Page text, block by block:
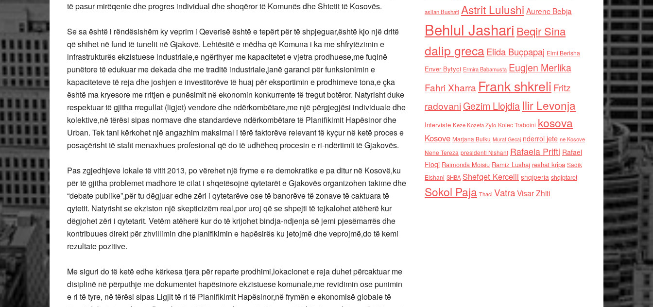
të pasur mirëqenie dhe progres individual dhe shoqëror të Komunës dhe Shtetit të Kosovës.
Se sa është i rëndësishëm ky veprim i Qeverisë është e tepërt për të shpjeguar,është kjo një dritë
që shihet në fund të tunelit në Gjakovë. Lehtësitë e mëdha që Komuna i ka me shfrytëzimin e
infrastrukturës ekzistuese industriale,e ngërthyer me kapacitetet e vjetra prodhuese,me fuqinë
punëtore të edukuar me dekada dhe me traditë industriale,janë garanci për funksionimin e
kapaciteteve të reja dhe joshjen e investitorëve të huaj për eksportimin e prodhimeve tona,e çka
është ma kryesore me rritjen e punësimit në ekonomin konkurrente të tregut botëror. Natyrisht duke
respektuar të gjitha rregullat (ligjet) vendore dhe ndërkombëtare,me një përgjegjësi individuale dhe
kolektive,në tërësi sipas normave dhe standardeve ndërkombëtare të Planifikimit Hapësinor dhe
Urban. Tek tani kërkohet një angazhim maksimal i tërë faktorëve relevant të kyçur në ketë proces e
posaçërisht të stafit menaxhues profesional që do të udhëheq procesin e ri-ndërtimit të Gjakovës.
Pas zgjedhjeve lokale të vitit 2013, po vërehet një fryme e re demokratike e pa ditur në Kosovë,ku
për të gjitha problemet madhore të cilat i shqetësojnë qytetarët e Gjakovës organizohen takime dhe
“debate publike”,për tu dëgjuar edhe zëri i qytetarëve ose të banorëve të zonave të caktuara të
qytetit. Natyrisht se ekziston një skepticizëm real,por uroj që se shpejti të tejkalohet atëherë kur
dëgjohet zëri i qytetarit. Vetëm atëherë kur do të krijohet bindja-ndjenja së jemi pjesëmarrës dhe
kontribuues direkt për zhvillimin dhe planifikimin e hapësirës ku jetojmë dhe veprojmë,do të kemi
rezultate pozitive.
Me siguri do të ketë edhe kërkesa tjera për reparte prodhimi,lokacionet e reja duhet përcaktuar me
disiplinë në përputhje me dokumentet hapësinore ekzistuese komunale,me revidimin ose punimin
e ri të tyre, në tërësi sipas Ligjit të ri të Planifikimit Hapësinor,në frymën e ekonomisë globale të
asllan Bushati Astrit Lulushi Aurenc Bebja
Behlul Jashari Beqir Sina
dalip grecaElida Buçpapaj Elmi Berisha
Enver Bytyci Ermira Babamusta Eugjen Merlika
Fahri Xharra Frank shkreli Fritz
radovaniGezim Llojdia Ilir Levonja
Interviste Keze Kozeta Zylo Kolec Traboini kosova
Kosove Marjana Bulku Murat Gecaj nderroi jete ne Kosove
Nene Tereza presidenti Nishani Rafaela Prifti Rafael
Floqi Raimonda Moisiu Ramiz Lushaj reshat kripa Sadik
Elshani SHBA Shefqet Kercelli shqiperia shqiptaret
Sokol Paja Thaci VatraVisar Zhiti